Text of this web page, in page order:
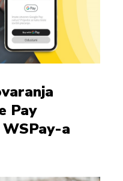
Pay
a